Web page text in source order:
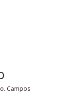
Campos